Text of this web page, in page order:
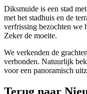
Diksmuide is een stad
met het stadhuis en de
verfrissing bezochten we
Zeker de moeite.
We verkenden de
verbonden. Natuurlijk
voor een panoramisch